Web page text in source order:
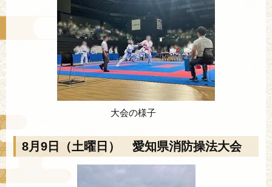
大会の様子
8月9日（土曜日） 愛知県消防操法大会